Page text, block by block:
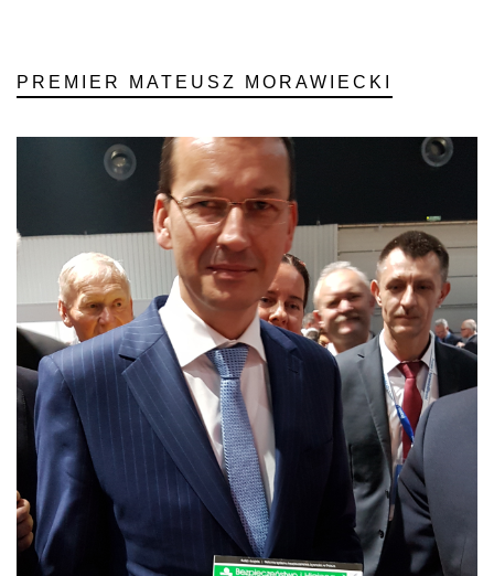
PREMIER MATEUSZ MORAWIECKI